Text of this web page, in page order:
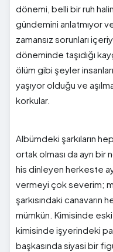
dönemi, belli bir ruh
gündemini anlatmıyor
zamansız sorunları
döneminde taşıdığı
ölüm gibi şeyler
yaşıyor olduğu ve
korkular.
Albümdeki şarkıların
ortak olması da ayrı bir
his dinleyen herkeste
vermeyi çok severim;
şarkısındaki canavarın
mümkün. Kimisinde
kimisinde işyerindeki
başkasında siyasi bir